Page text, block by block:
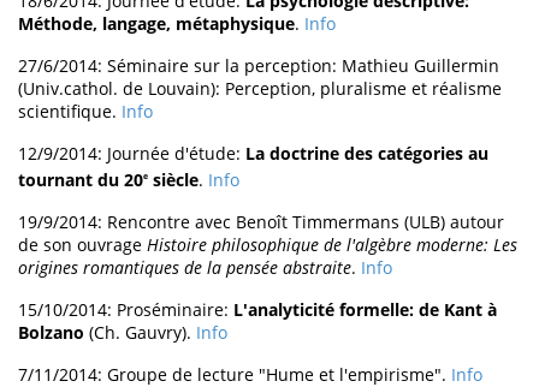
Méthode, langage, métaphysique. Info
27/6/2014: Séminaire sur la perception: Mathieu Guillermin
(Univ.cathol. de Louvain): Perception, pluralisme et réalisme
scientifique. Info
12/9/2014: Journée d'étude: La doctrine des catégories au
tournant du 20e siècle. Info
19/9/2014: Rencontre avec Benoît Timmermans (ULB) autour
de son ouvrage Histoire philosophique de l'algèbre moderne: Les
origines romantiques de la pensée abstraite. Info
15/10/2014: Proséminaire: L'analyticité formelle: de Kant à
Bolzano (Ch. Gauvry). Info
7/11/2014: Groupe de lecture "Hume et l'empirisme". Info